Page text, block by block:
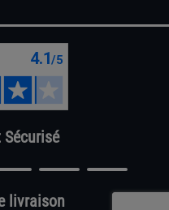
Sécurisé
livraison